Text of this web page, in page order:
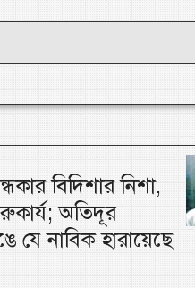
বিদিশার নিশা,
অতিদূর
যে নাবিক হারায়েছে